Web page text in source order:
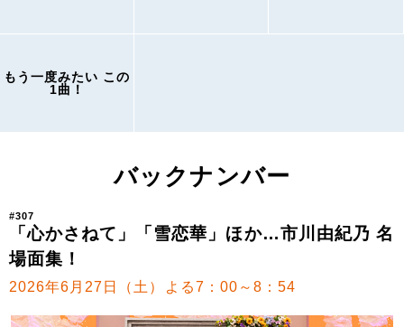
もう一度みたい この
1曲！
バックナンバー
#307
「心かさねて」「雪恋華」ほか…市川由紀乃 名
場面集！
2026年6月27日（土）よる7：00～8：54